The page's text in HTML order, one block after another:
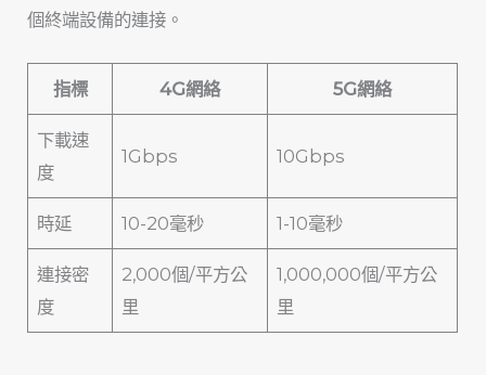
個終端設備的連接。
指標 4G網絡 5G網絡
下載速
度
1Gbps 10Gbps
時延 10-20毫秒 1-10毫秒
連接密
度
2,000個/平方公
里
1,000,000個/平方公
里